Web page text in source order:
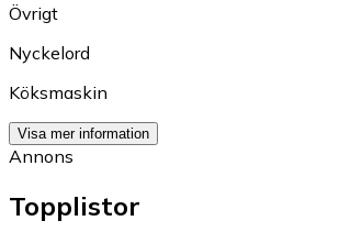
Övrigt
Nyckelord
Köksmaskin
Visa mer information
Annons
Topplistor